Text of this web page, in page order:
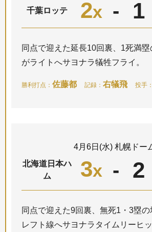
千葉ロッテ 2x - 1
同点で迎えた延長10回裏、1死満
がライトへサヨナラ犠牲フライ。
勝利打点： 佐藤都 記録： 右犠飛 投手：
4月6日(水) 札幌ドー
北海道日本ハ
ム
3x - 2
同点で迎えた9回裏、無死1・3塁
レフト線へサヨナラタイムリーヒッ